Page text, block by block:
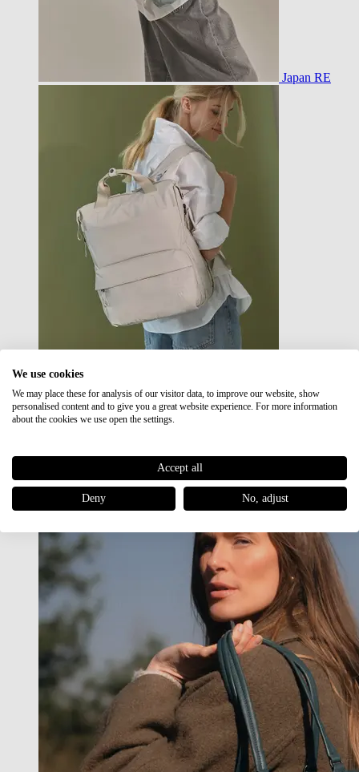
Japan RE
Japan RE lite
Sale
We use cookies
We may place these for analysis of our visitor data, to improve our website, show
personalised content and to give you a great website experience. For more information
about the cookies we use open the settings.
Accept all
Deny No, adjust